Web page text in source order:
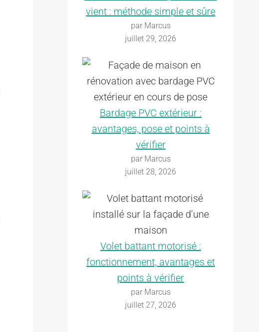
vient : méthode simple et sûre
par Marcus
juillet 29, 2026
Bardage PVC extérieur :
avantages, pose et points à
vérifier
par Marcus
juillet 28, 2026
Volet battant motorisé :
fonctionnement, avantages et
points à vérifier
par Marcus
juillet 27, 2026